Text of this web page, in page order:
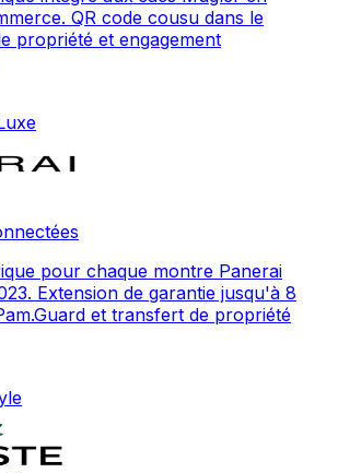
QR code cousu dans le
propriété et engagement
pour chaque montre Panerai
Extension de garantie jusqu'à 8
et transfert de propriété